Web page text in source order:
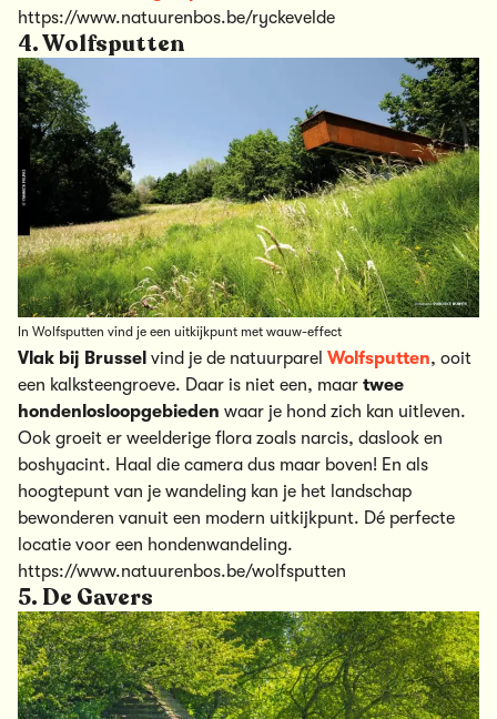
https://www.natuurenbos.be/ryckevelde
4. Wolfsputten
In Wolfsputten vind je een uitkijkpunt met wauw-effect
Vlak bij Brussel vind je de natuurparel Wolfsputten, ooit
een kalksteengroeve. Daar is niet een, maar twee
hondenlosloopgebieden waar je hond zich kan uitleven.
Ook groeit er weelderige flora zoals narcis, daslook en
boshyacint. Haal die camera dus maar boven! En als
hoogtepunt van je wandeling kan je het landschap
bewonderen vanuit een modern uitkijkpunt. Dé perfecte
locatie voor een hondenwandeling.
https://www.natuurenbos.be/wolfsputten
5. De Gavers